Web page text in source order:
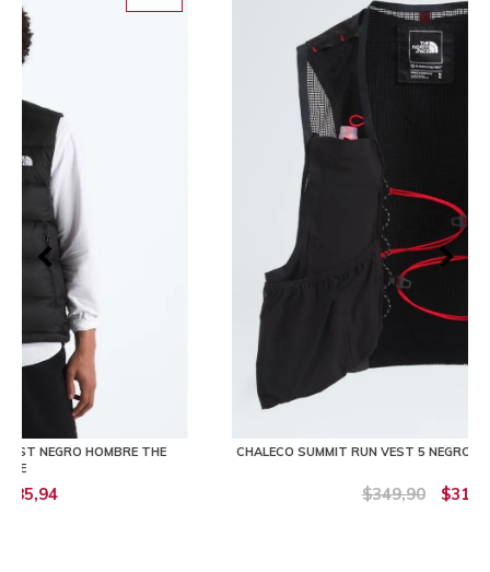
CHALECO SUMMIT RUN VEST 5 NEGRO UNISEX THE NORTH FACE